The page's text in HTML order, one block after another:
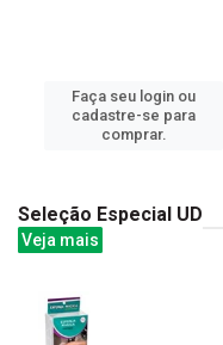
Faça seu login ou
cadastre-se para
comprar.
Seleção Especial UD
Veja mais